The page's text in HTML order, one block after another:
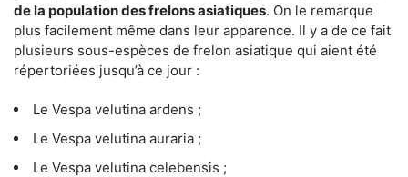
de la population des frelons asiatiques. On le remarque
plus facilement même dans leur apparence. Il y a de ce fait
plusieurs sous-espèces de frelon asiatique qui aient été
répertoriées jusqu’à ce jour :
Le Vespa velutina ardens ;
Le Vespa velutina auraria ;
Le Vespa velutina celebensis ;